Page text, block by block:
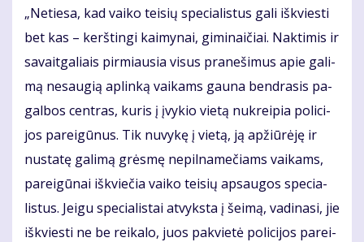
„Ne­tie­sa, kad vai­ko tei­sių spe­cia­lis­tus ga­li iš­kvies­ti
bet kas – kerš­tin­gi kai­my­nai, gi­mi­nai­čiai. Nak­ti­mis ir
sa­vait­ga­liais pir­miau­sia vi­sus pra­ne­ši­mus apie ga­li­
mą ne­sau­gią ap­lin­ką vai­kams gau­na ben­dra­sis pa­
gal­bos cen­tras, ku­ris į įvy­kio vie­tą nu­krei­pia po­li­ci­
jos pa­rei­gū­nus. Tik nu­vy­kę į vie­tą, ją ap­žiū­rė­ję ir
nu­sta­tę ga­li­mą grės­mę ne­pil­na­me­čiams vai­kams,
pa­rei­gū­nai iš­kvie­čia vai­ko tei­sių ap­sau­gos spe­cia­
lis­tus. Jei­gu spe­cia­lis­tai at­vyks­ta į šei­mą, va­di­na­si, jie
iš­kvies­ti ne be rei­ka­lo, juos pa­kvie­tė po­li­ci­jos pa­rei­